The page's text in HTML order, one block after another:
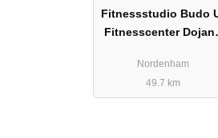
Fitnessstudio Budo
Fitnesscenter
Nordenham
49.7 km